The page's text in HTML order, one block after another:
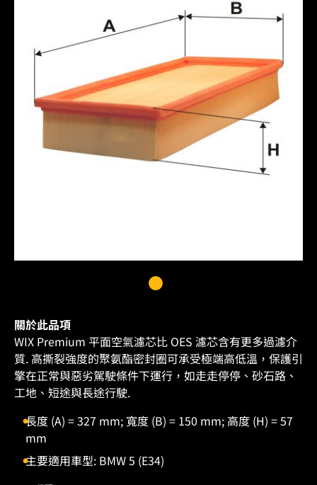
關於此品項
WIX Premium 平面空氣濾芯比 OES 濾芯含有更多過濾介
質. 高撕裂強度的聚氨酯密封圈可承受極端高低溫，保護引
擎在正常與惡劣駕駛條件下運行，如走走停停、砂石路、
工地、短途與長途行駛.
長度 (A) = 327 mm; 寬度 (B) = 150 mm; 高度 (H) = 57
mm
主要適用車型: BMW 5 (E34)